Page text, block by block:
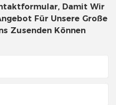
Damit Wir
Für Unsere Große
Zusenden Können